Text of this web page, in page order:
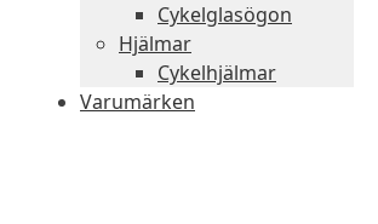
Cykelglasögon
Hjälmar
Cykelhjälmar
Varumärken